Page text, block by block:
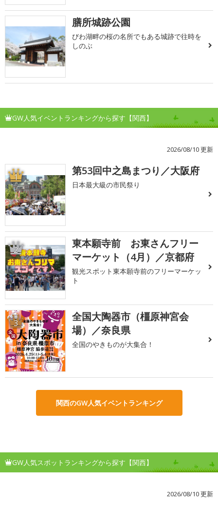
膳所城跡公園
びわ湖畔の桜の名所でもある城跡で往時を
しのぶ
GW人気イベントランキングから探す【関西】
2026/08/10 更新
1 第53回中之島まつり／大阪府
日本最大級の市民祭り
2
東本願寺前 お東さんフリー
マーケット（4月）／京都府
観光スポット東本願寺前のフリーマーケッ
ト
3
全国大陶器市（橿原神宮会
場）／奈良県
全国のやきものが大集合！
関西のGW人気イベントランキング
GW人気スポットランキングから探す【関西】
2026/08/10 更新